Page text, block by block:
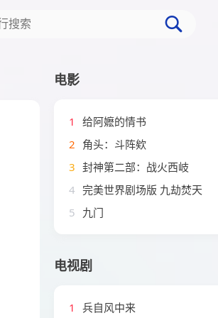
电影
1
给阿嬷的情书
2 角头：斗阵欸
3 封神第二部：战火西岐
4 完美世界剧场版 九劫焚天
5 九门
电视剧
1 兵自风中来